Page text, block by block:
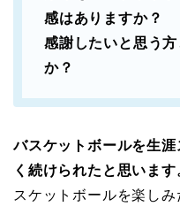
感はありますか？
感謝したいと思う
か？
バスケットボールを生
く続けられたと思います
スケットボールを楽しみ